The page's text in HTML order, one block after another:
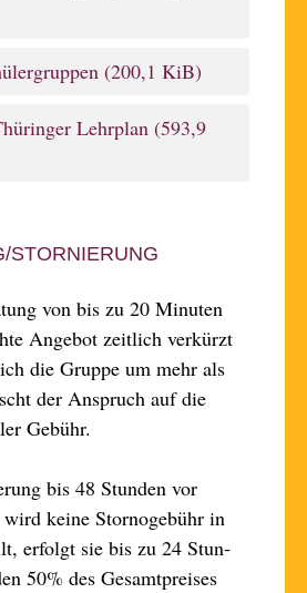
(200,1 KiB)
Lehrplan (593,9
STORNIERUNG
von bis zu 20 Mi­nuten
Ange­bot zeit­lich ver­kürzt
die Gruppe um mehr als
der An­spruch auf die
Ge­bühr.
bis 48 Stun­den vor
keine Storno­gebühr in
er­folgt sie bis zu 24 Stun­
50% des Gesamt­preises